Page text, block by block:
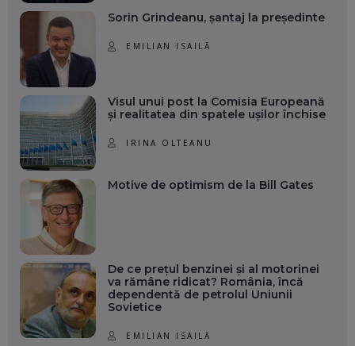
Sorin Grindeanu, șantaj la președinte
EMILIAN ISAILĂ
Visul unui post la Comisia Europeană
și realitatea din spatele ușilor închise
IRINA OLTEANU
Motive de optimism de la Bill Gates
De ce prețul benzinei și al motorinei
va rămâne ridicat? România, încă
dependentă de petrolul Uniunii
Sovietice
EMILIAN ISAILĂ